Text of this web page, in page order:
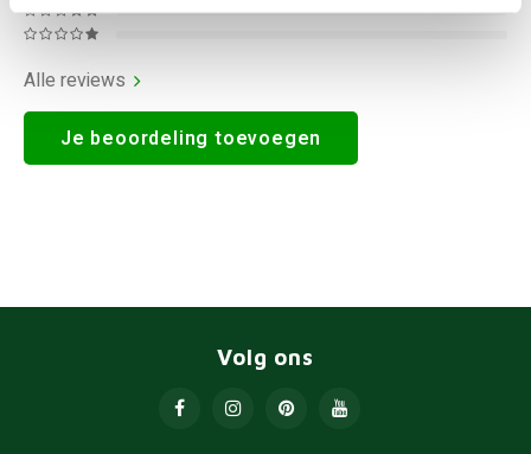
Alle reviews
Je beoordeling toevoegen
Volg ons